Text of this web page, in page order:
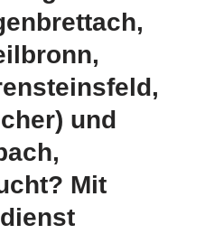
und
Mit